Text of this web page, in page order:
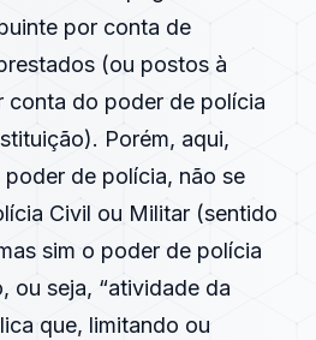
por conta de
(ou postos à
conta do poder de polícia
Porém, aqui,
de polícia, não se
Civil ou Militar (sentido
sim o poder de polícia
ou seja, “atividade da
que, limitando ou